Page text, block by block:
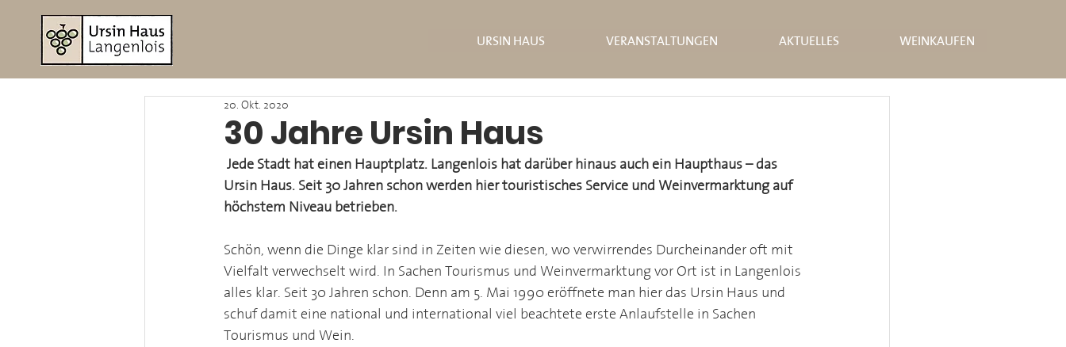
URSIN HAUS VERANSTALTUNGEN AKTUELLES WEINKAUFEN
30 Jahre Ursin Haus
20. Okt. 2020
Jede Stadt hat einen Hauptplatz. Langenlois hat darüber hinaus auch ein Haupthaus – das
Ursin Haus. Seit 30 Jahren schon werden hier touristisches Service und Weinvermarktung auf
höchstem Niveau betrieben.
Schön, wenn die Dinge klar sind in Zeiten wie diesen, wo verwirrendes Durcheinander oft mit
Vielfalt verwechselt wird. In Sachen Tourismus und Weinvermarktung vor Ort ist in Langenlois
alles klar. Seit 30 Jahren schon. Denn am 5. Mai 1990 eröffnete man hier das Ursin Haus und
schuf damit eine national und international viel beachtete erste Anlaufstelle in Sachen
Tourismus und Wein.